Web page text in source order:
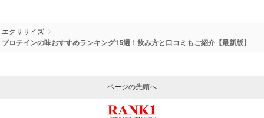
エクササイズ
プロテインの味おすすめランキング15選！飲み方と口コミもご紹介【最新版】
ページの先頭へ